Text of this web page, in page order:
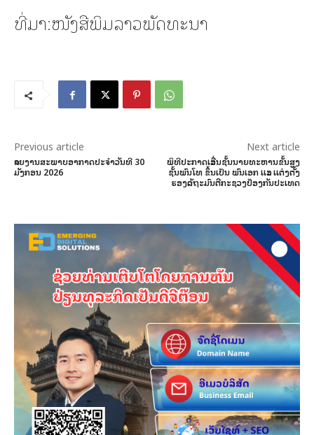
ທີ່ມາ:ໜັງສືພິມລາວພັດທະນາ
Previous article
ລາຍງານສະພາບອາກາດປະຈໍາວັນທີ 30
ມັງກອນ 2026
Next article
ພິທີປະກາດເລື່ອນຊັ້ນນາຍທະຫານຂັ້ນສູງ
ຊັ້ນພົນໂທ ຂຶ້ນເປັນ ພົນເອກ ເເລະ ເເຕ່ງຕັ້ງ
ຮອງລັດຖະມົນຕີກະຊວງປ້ອງກັນປະເທດ